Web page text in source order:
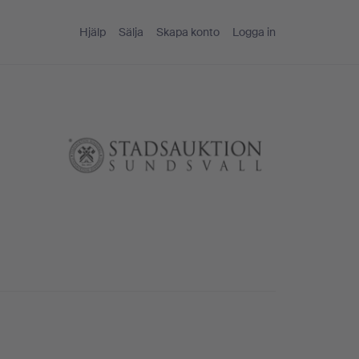
Hjälp Sälja Skapa konto Logga in